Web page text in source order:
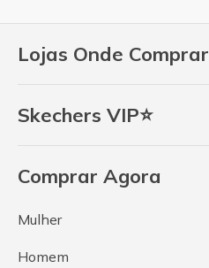
Lojas Onde Comprar
Skechers VIP⭐
Comprar Agora
Mulher
Homem